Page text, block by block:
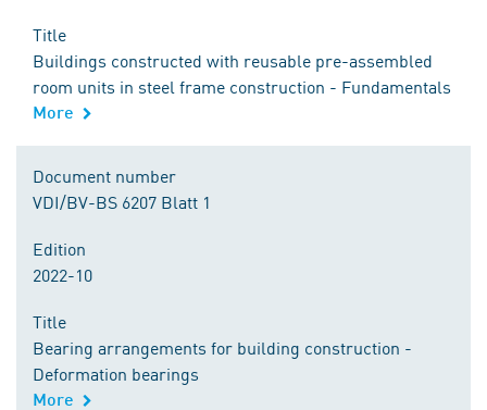
Title
Buildings constructed with reusable pre-assembled
room units in steel frame construction - Fundamentals
More
Document number
VDI/BV-BS 6207 Blatt 1
Edition
2022-10
Title
Bearing arrangements for building construction -
Deformation bearings
More